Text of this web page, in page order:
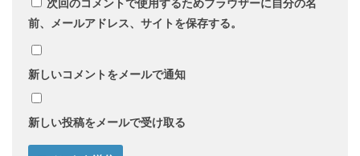
次回のコメントで使用するためブラウザーに自分の名
前、メールアドレス、サイトを保存する。
新しいコメントをメールで通知
新しい投稿をメールで受け取る